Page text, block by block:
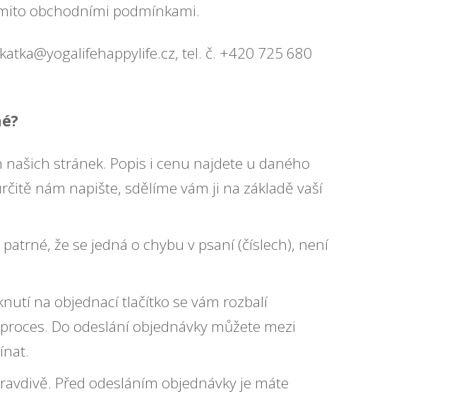
obchodními podmínkami.
tel. č. +420 725 680
stránek. Popis i cenu najdete u daného
nám napište, sdělíme vám ji na základě vaší
že se jedná o chybu v psaní (číslech), není
na objednací tlačítko se vám rozbalí
Do odeslání objednávky můžete mezi
Před odesláním objednávky je máte